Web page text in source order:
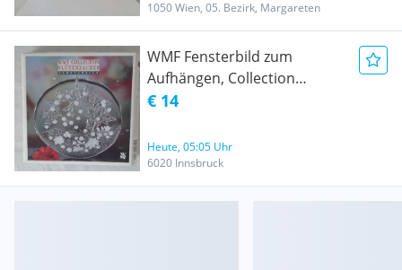
1050 Wien, 05. Bezirk, Margareten
WMF Fensterbild zum
Aufhängen, Collection
Blütenzauber, vintage (ca.
verhandelbar. Versand
möglich.
€ 14
Heute, 05:05 Uhr
6020 Innsbruck